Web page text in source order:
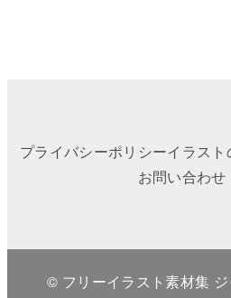
プライバシーポリシーイラスト
お問い合わせ
© フリーイラスト素材集